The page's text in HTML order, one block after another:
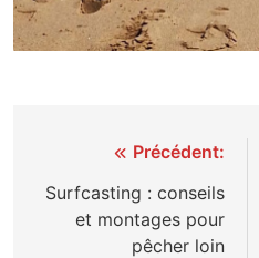
Navigation
de
l’article
Précédent:
Surfcasting : conseils
et montages pour
pêcher loin